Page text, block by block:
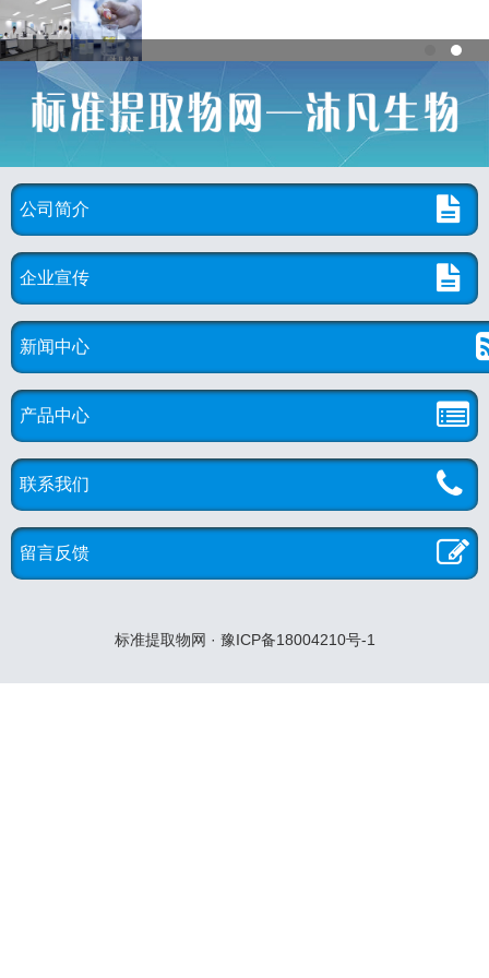
公司简介
企业宣传
新闻中心
产品中心
联系我们
留言反馈
标准提取物网 · 豫ICP备18004210号-1